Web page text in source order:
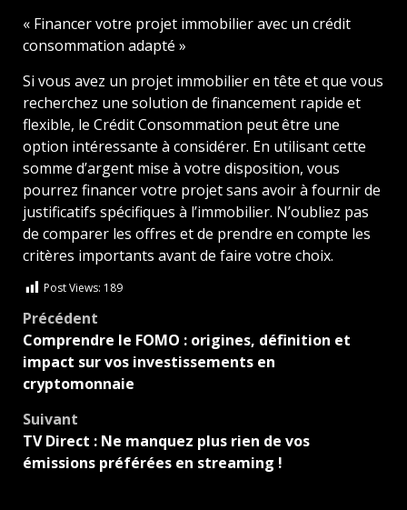
« Financer votre projet immobilier avec un crédit
consommation adapté »
Si vous avez un projet immobilier en tête et que vous
recherchez une solution de financement rapide et
flexible, le Crédit Consommation peut être une
option intéressante à considérer. En utilisant cette
somme d’argent mise à votre disposition, vous
pourrez financer votre projet sans avoir à fournir de
justificatifs spécifiques à l’immobilier. N’oubliez pas
de comparer les offres et de prendre en compte les
critères importants avant de faire votre choix.
Post Views: 189
Navigation
d’article
Précédent
Comprendre le FOMO : origines, définition et
impact sur vos investissements en
cryptomonnaie
Suivant
TV Direct : Ne manquez plus rien de vos
émissions préférées en streaming !